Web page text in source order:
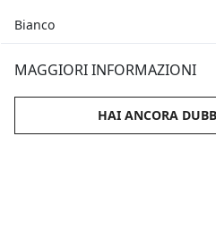
Bianco
MAGGIORI INFORMAZIONI
HAI ANCORA